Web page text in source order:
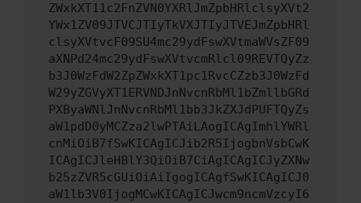
ZWxkXT11c2FnZVN0YXRlJmZpbHRlclsyXVt2
YWx1ZV09JTVCJTIyTkVXJTIyJTVEJmZpbHRl
clsyXVtvcF09SU4mc29ydFswXVtmaWVsZF09
aXNPd24mc29ydFswXVtvcmRlcl09REVTQyZz
b3J0WzFdW2ZpZWxkXT1pc1RvcCZzb3J0WzFd
W29yZGVyXT1ERVNDJnNvcnRbMl1bZmllbGRd
PXByaWNlJnNvcnRbMl1bb3JkZXJdPUFTQyZs
aW1pdD0yMCZza2lwPTAiLAogICAgImhlYWRl
cnMiOiB7fSwKICAgICJib2R5IjogbnVsbCwK
ICAgICJleHBlY3QiOiB7CiAgICAgICJyZXNw
b25zZVR5cGUiOiAiIgogICAgfSwKICAgICJ0
aW1lb3V0IjogMCwKICAgICJwcm9ncmVzcyI6